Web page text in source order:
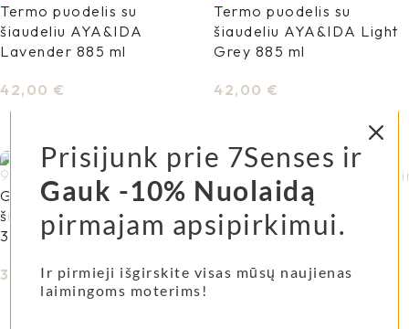
Termo puodelis su
šiaudeliu AYA&IDA
Lavender 885 ml
42,00 €
Termo puodelis su
šiaudeliu AYA&IDA Light
Grey 885 ml
42,00 €
Gertuvė vaikams su
šiaudeliu AYA&IDA Beige
350 ml
34,00€
Į Krepšelį
Gertuvė vaikams su
šiaudeliu AYA&IDA Mint
Green 350 ml
34,00€
Prisijunk prie 7Senses ir
Gauk -10% Nuolaidą
pirmajam apsipirkimui.
Ir pirmieji išgirskite visas mūsų naujienas
laimingoms moterims!